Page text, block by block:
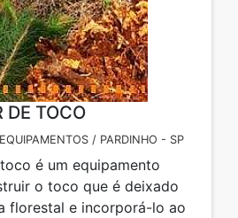
DE TOCO
/ PARDINHO - SP
é um equipamento
o toco que é deixado
florestal e incorporá-lo ao